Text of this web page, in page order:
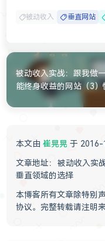
被动收入 垂直网站
被动收入实战：跟我做
能终身收益的网站（3）
获得精准流量的秘密
本文由 崔晃晃于 2016-
文章地址：
被动收入实
垂直领域的选择
本博客所有文章除特别
协议。完整转载请注明